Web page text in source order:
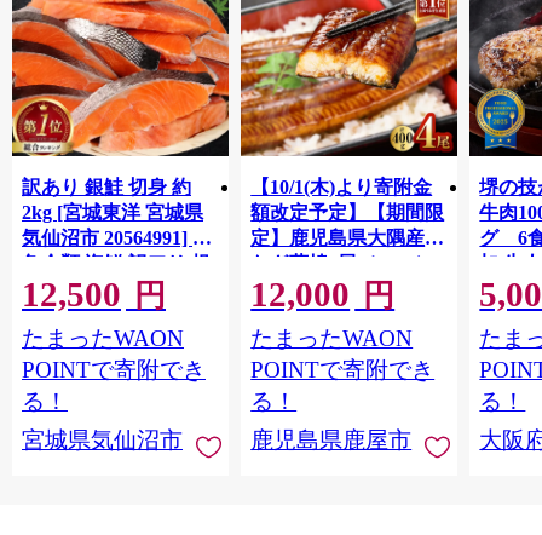
訳あり 銀鮭 切身 約
2kg [宮城東洋 宮城県
気仙沼市 20564991] 鮭
魚介類 海鮮 訳アリ 規
格外 不揃い さけ サケ
鮭切身 シャケ 切り身
冷凍 家庭用 おかず 弁
当 支援 サーモン 銀鮭
切り身 魚 わけあり
12,500 円
たまったWAON
POINTで寄附でき
る！
宮城県気仙沼市
【10/1(木)より寄附金
額改定予定】【期間限
定】鹿児島県大隅産う
なぎ蒲焼4尾（400g）
12,000 円
たまったWAON
POINTで寄附でき
る！
鹿児島県鹿屋市
堺の技
牛肉
グ 6
加 牛
ット 6
メ 温
菜 簡
すめ
取り
料 ふ
堺市】
たま
る！
大阪